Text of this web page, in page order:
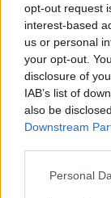
opt-out request
interest-based
us or personal
your opt-out.
disclosure of
IAB’s list of
also be
Downstream
Please note
Personal
állított
Sztankay
darabban,
Ruttkai
Elveszett
mesélt,
Lászlóval
néma